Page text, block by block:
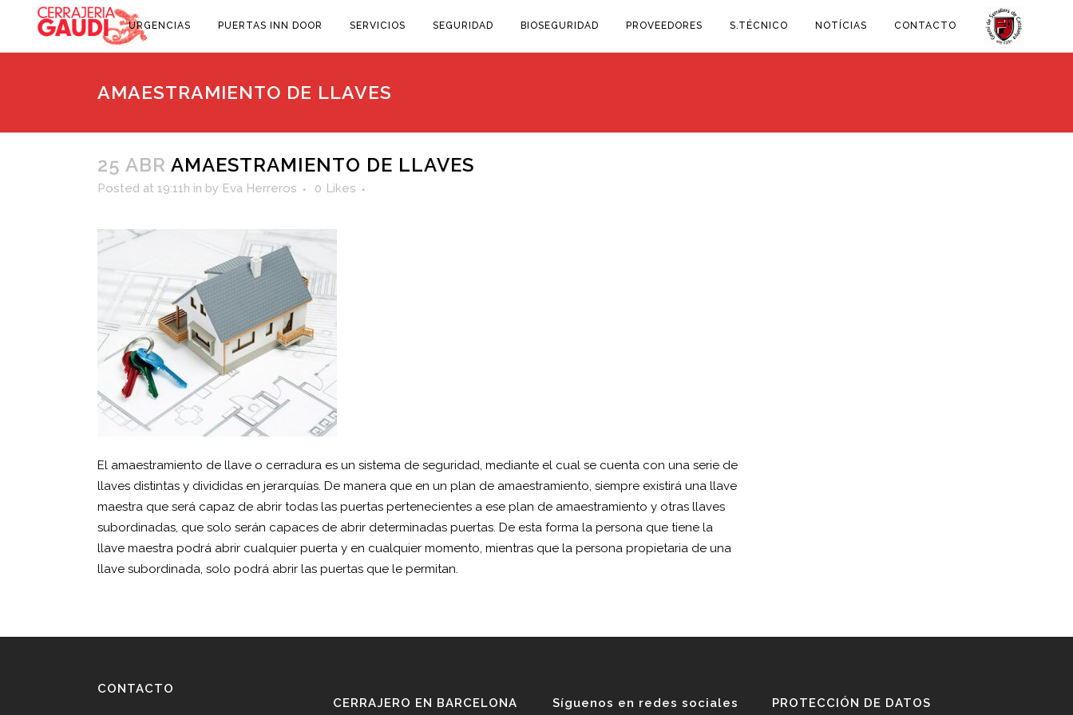
URGENCIAS PUERTAS INN DOOR SERVICIOS SEGURIDAD BIOSEGURIDAD PROVEEDORES S.TÉCNICO NOTÍCIAS CONTACTO
AMAESTRAMIENTO DE LLAVES
25 ABR AMAESTRAMIENTO DE LLAVES
Posted at 19:11h in by Eva Herreros 0 Likes
El amaestramiento de llave o cerradura es un sistema de seguridad, mediante el cual se cuenta con una serie de
llaves distintas y divididas en jerarquías. De manera que en un plan de amaestramiento, siempre existirá una llave
maestra que será capaz de abrir todas las puertas pertenecientes a ese plan de amaestramiento y otras llaves
subordinadas, que solo serán capaces de abrir determinadas puertas. De esta forma la persona que tiene la
llave maestra podrá abrir cualquier puerta y en cualquier momento, mientras que la persona propietaria de una
llave subordinada, solo podrá abrir las puertas que le permitan.
CONTACTO
CERRAJERO EN BARCELONA
Síguenos en redes sociales PROTECCIÓN DE DATOS